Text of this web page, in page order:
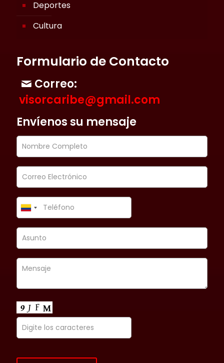
Deportes
Cultura
Formulario de Contacto
Correo:
visorcaribe@gmail.com
Envíenos su mensaje